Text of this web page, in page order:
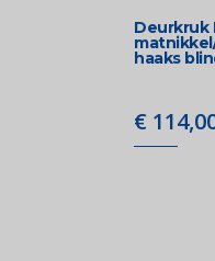
Deurkruk
haaks
€